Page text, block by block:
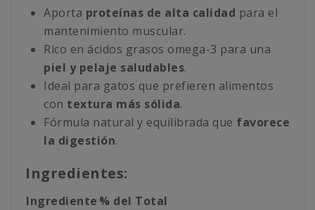
Aporta proteínas de alta calidad para el
mantenimiento muscular.
Rico en ácidos grasos omega-3 para una
piel y pelaje saludables.
Ideal para gatos que prefieren alimentos
con textura más sólida.
Fórmula natural y equilibrada que favorece
la digestión.
Ingredientes:
Ingrediente % del Total